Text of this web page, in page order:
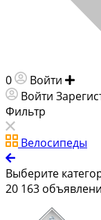
0 Войти
Войти
Фильтр
Велосипеды
Выберите
20 163